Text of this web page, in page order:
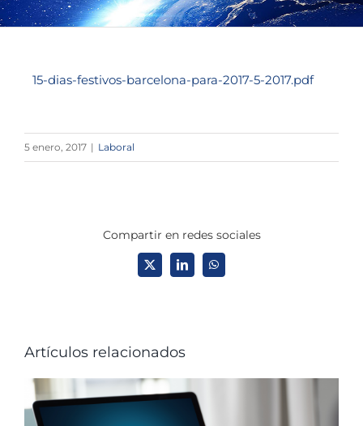
15-dias-festivos-barcelona-para-2017-5-2017.pdf
5 enero, 2017 | Laboral
Compartir en redes sociales
X LinkedInWhatsApp
Artículos relacionados